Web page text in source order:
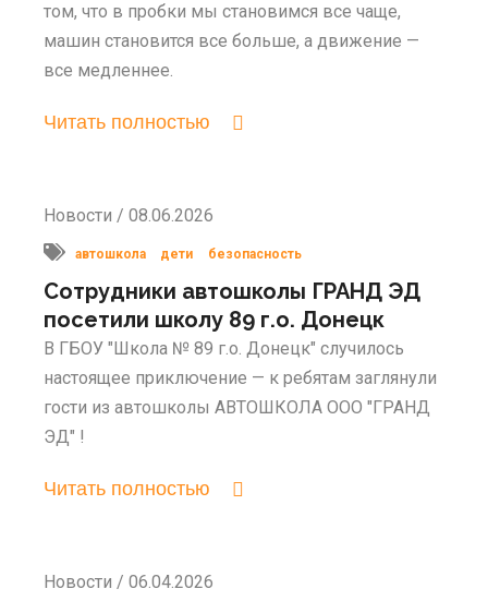
том, что в пробки мы становимся все чаще,
машин становится все больше, а движение —
все медленнее.
Читать полностью
Новости / 08.06.2026
автошкола дети безопасность
Сотрудники автошколы ГРАНД ЭД
посетили школу 89 г.о. Донецк
В ГБОУ "Школа № 89 г.о. Донецк" случилось
настоящее приключение — к ребятам заглянули
гости из автошколы АВТОШКОЛА ООО "ГРАНД
ЭД" !
Читать полностью
Новости / 06.04.2026